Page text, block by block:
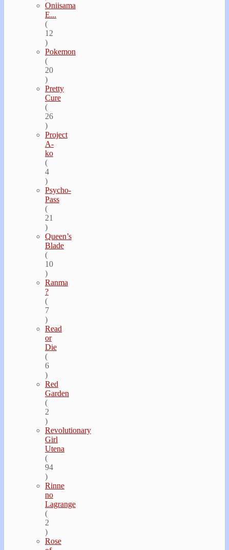
Oniisama
E...
(
12
)
Pokemon
(
20
)
Pretty
Cure
(
26
)
Project
A-
ko
(
4
)
Psycho-
Pass
(
21
)
Queen’s
Blade
(
10
)
Ranma
?
(
7
)
Read
or
Die
(
6
)
Red
Garden
(
2
)
Revolutionary
Girl
Utena
(
94
)
Rinne
no
Lagrange
(
2
)
Rose